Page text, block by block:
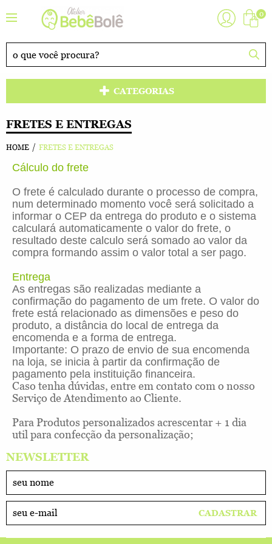
0
CATEGORIAS
FRETES E ENTREGAS
HOME FRETES E ENTREGAS
Cálculo do frete
O frete é calculado durante o processo de compra,
num determinado momento você será solicitado a
informar o CEP da entrega do produto e o sistema
calculará automaticamente o valor do frete, o
resultado deste calculo será somado ao valor da
compra formando assim o valor total a ser pago.
Entrega
As entregas são realizadas mediante a
confirmação do pagamento de um frete. O valor do
frete está relacionado as dimensões e peso do
produto, a distância do local de entrega da
encomenda e a forma de entrega.
Importante: O prazo de envio de sua encomenda
na loja, se inicia à partir da confirmação de
pagamento pela instituição financeira.
Caso tenha dúvidas, entre em contato com o nosso
Serviço de Atendimento ao Cliente.
Para Produtos personalizados acrescentar + 1 dia
util para confecção da personalização;
NEWSLETTER
CADASTRAR